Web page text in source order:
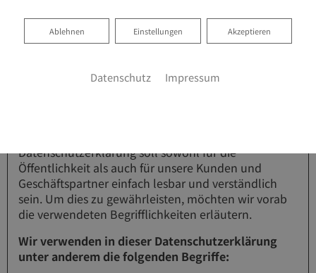
1 Begriffsbestimmungen
Die Datenschutzerklärung der Götzenberger GmbH
beruht auf den Begrifflichkeiten, die durch den
Datenschutzerklärung soll sowohl für die
Öffentlichkeit als auch für unsere Kunden und
Geschäftspartner einfach lesbar und verständlich
sein. Um dies zu gewährleisten, möchten wir vorab
die verwendeten Begrifflichkeiten erläutern.
Wir verwenden in dieser Datenschutzerklärung
unter anderem die folgenden Begriffe:
Akzeptieren
Einstellungen
Ablehnen
Ablehnen
Datenschutz Impressum